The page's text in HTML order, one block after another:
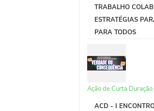
TRABALHO
ESTRATÉGIAS
PARA TODOS
Ação de Curta Duração
ACD - I